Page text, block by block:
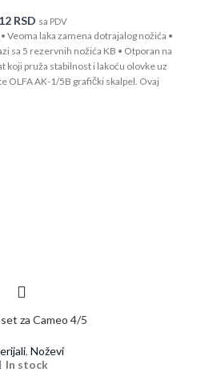
RSD sa PDV
Veoma laka zamena dotrajalog nožića •
sa 5 rezervnih nožića KB • Otporan na
koji pruža stabilnost i lakoću olovke uz
OLFA AK-1/5B grafički skalpel. Ovaj
alatnog čelika omogućava duboke i
i bez dodatnih alata. Koristi rezervne
za Cameo 4/5
, Noževi
In stock